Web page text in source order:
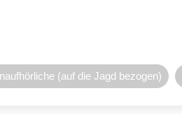
(auf die Jagd bezogen)